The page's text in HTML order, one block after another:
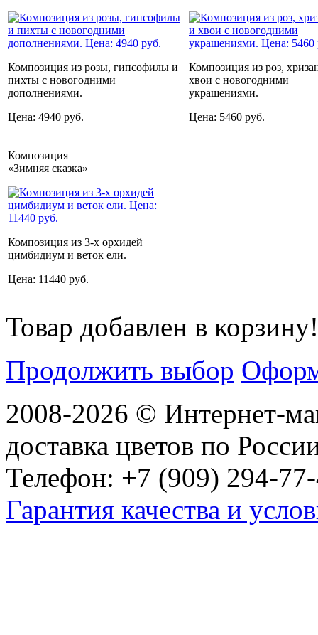
Композиция из розы, гипсофилы и
пихты с новогодними
дополнениями.
Цена: 4940 руб.
Композиция из роз,
хвои с новогодними
украшениями.
Цена: 5460 руб.
Композиция
«Зимняя сказка»
Композиция из 3-х орхидей
цимбидиум и веток ели.
Цена: 11440 руб.
Товар добавлен в корзину!
Продолжить выбор
2008-2026 © Интернет-
доставка цветов по
Телефон: +7 (909) 294-
Гарантия качества и